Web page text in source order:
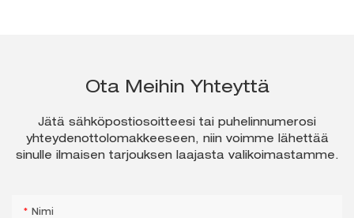
Ota Meihin Yhteyttä
Jätä sähköpostiosoitteesi tai puhelinnumerosi
yhteydenottolomakkeeseen, niin voimme lähettää
sinulle ilmaisen tarjouksen laajasta valikoimastamme.
Nimi